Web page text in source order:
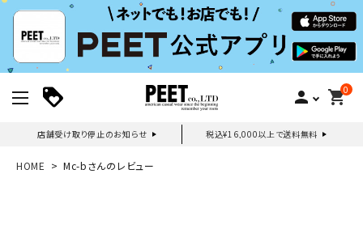
person 0
shopping_cart
店舗受け取り停止のお知らせ 税込¥16,000以上で送料無料
新規会員登録｜ログイン
HOME Mc-bさんのレビュー